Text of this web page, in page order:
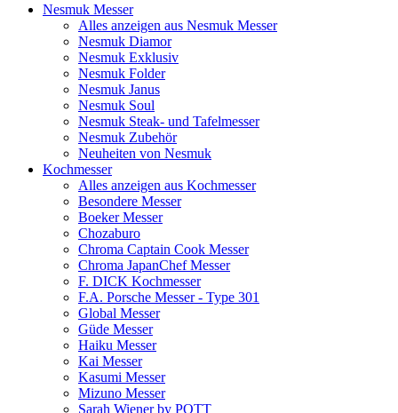
Nesmuk Messer
Alles anzeigen aus Nesmuk Messer
Nesmuk Diamor
Nesmuk Exklusiv
Nesmuk Folder
Nesmuk Janus
Nesmuk Soul
Nesmuk Steak- und Tafelmesser
Nesmuk Zubehör
Neuheiten von Nesmuk
Kochmesser
Alles anzeigen aus Kochmesser
Besondere Messer
Boeker Messer
Chozaburo
Chroma Captain Cook Messer
Chroma JapanChef Messer
F. DICK Kochmesser
F.A. Porsche Messer - Type 301
Global Messer
Güde Messer
Haiku Messer
Kai Messer
Kasumi Messer
Mizuno Messer
Sarah Wiener by POTT